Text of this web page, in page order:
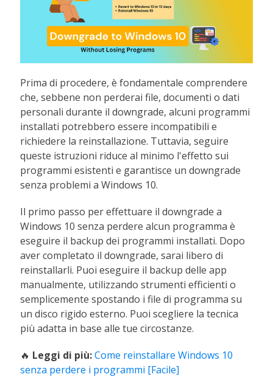
Prima di procedere, è fondamentale comprendere
che, sebbene non perderai file, documenti o dati
personali durante il downgrade, alcuni programmi
installati potrebbero essere incompatibili e
richiedere la reinstallazione. Tuttavia, seguire
queste istruzioni riduce al minimo l'effetto sui
programmi esistenti e garantisce un downgrade
senza problemi a Windows 10.
Il primo passo per effettuare il downgrade a
Windows 10 senza perdere alcun programma è
eseguire il backup dei programmi installati. Dopo
aver completato il downgrade, sarai libero di
reinstallarli. Puoi eseguire il backup delle app
manualmente, utilizzando strumenti efficienti o
semplicemente spostando i file di programma su
un disco rigido esterno. Puoi scegliere la tecnica
più adatta in base alle tue circostanze.
🔥 Leggi di più: Come reinstallare Windows 10
senza perdere i programmi [Facile]